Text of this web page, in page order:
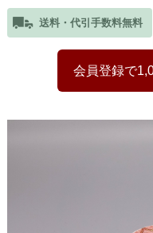
送料・代引手数料無料
会員登録で